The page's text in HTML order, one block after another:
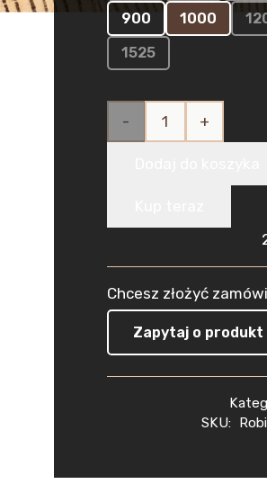
900 1000
1525
ilość
do Lasera
5mm
(1000x600
1szt
Chcesz złożyć
Zapytaj o produkt
SKU: